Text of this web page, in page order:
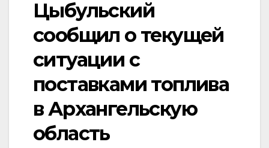
Цыбульский
сообщил о текущей
ситуации с
поставками топлива
в Архангельскую
область